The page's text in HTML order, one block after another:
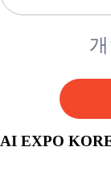
AI EXPO